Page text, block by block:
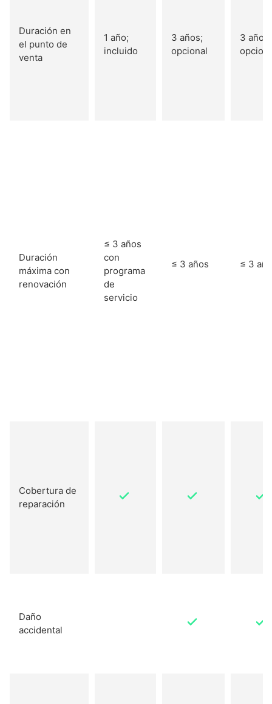
Duración en
el punto de
venta
1 año;
incluido
3 años;
opcional
3 años;
Duración
máxima con
renovación
≤ 3 años​
con
programa
de
servicio
≤ 3 años​ ≤ 3
Cobertura de
reparación
Daño
accidental